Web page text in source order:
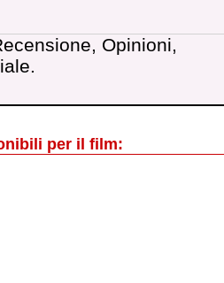
Opinioni,
per il film: